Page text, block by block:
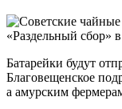
Батарейки будут
Благовещенское
а амурским